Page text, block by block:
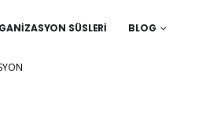
SÜSLERI BLOG